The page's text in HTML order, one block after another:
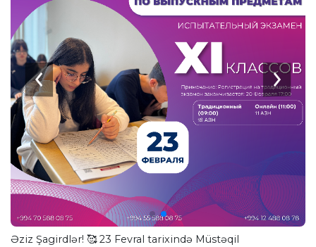
Əziz Şagirdlər! 🥰 23 Fevral tarixində Müstəqil